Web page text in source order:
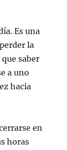
Es una
la
saber
a uno
hacia
en
horas